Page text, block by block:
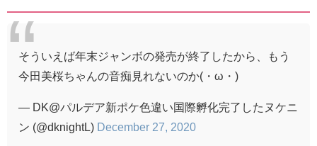
そういえば年末ジャンボの発売が終了したから、もう
今田美桜ちゃんの音痴見れないのか(・ω・)
— DK@パルデア新ポケ色違い国際孵化完了したヌケニ
ン (@dknightL) December 27, 2020